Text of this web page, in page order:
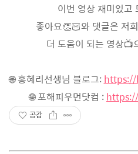
이번 영상 재미있고
좋아요👏🏻와 댓글은 저
더 도움이 되는 영상📺
🌐 홍혜리선생님 블로그: https://
🌐 포해피우먼닷컴 :
공감